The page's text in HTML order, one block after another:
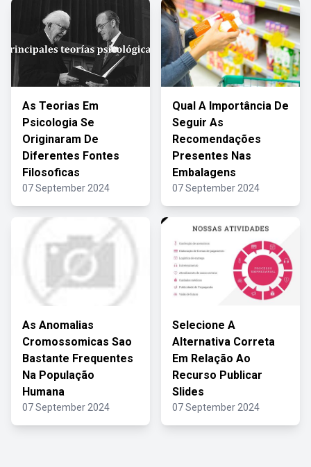
As Teorias Em
Psicologia Se
Originaram De
Diferentes Fontes
Filosoficas
07 September 2024
Qual A Importância De
Seguir As
Recomendações
Presentes Nas
Embalagens
07 September 2024
As Anomalias
Cromossomicas Sao
Bastante Frequentes
Na População
Humana
07 September 2024
Selecione A
Alternativa Correta
Em Relação Ao
Recurso Publicar
Slides
07 September 2024